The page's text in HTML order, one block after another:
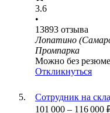
3.6
•
13893 отзыва
Лопатино
Промпарка
Можно без резюме
Откликнуться
Сотрудник на
101 000 – 116 000